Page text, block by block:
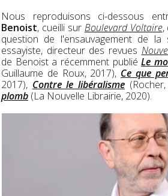
Nous reproduisons ci-dessous
Benoist, cueilli sur Boulevard Voltaire,
question de l'ensauvagement de la
essayiste, directeur des revues
de Benoist a récemment publiéLe
Guillaume de Roux, 2017), Ce que
2017), Contre le libéralisme
plomb (La Nouvelle Librairie, 2020).